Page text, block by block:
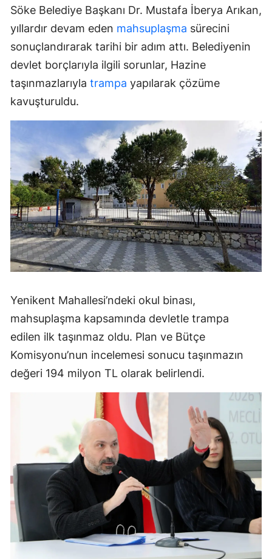
Söke Belediye Başkanı Dr. Mustafa İberya Arıkan,
yıllardır devam eden mahsuplaşma sürecini
sonuçlandırarak tarihi bir adım attı. Belediyenin
devlet borçlarıyla ilgili sorunlar, Hazine
taşınmazlarıyla trampa yapılarak çözüme
kavuşturuldu.
Yenikent Mahallesi’ndeki okul binası,
mahsuplaşma kapsamında devletle trampa
edilen ilk taşınmaz oldu. Plan ve Bütçe
Komisyonu’nun incelemesi sonucu taşınmazın
değeri 194 milyon TL olarak belirlendi.